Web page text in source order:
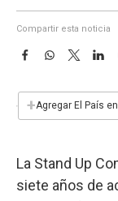
Compartir esta noticia
F
e
b
k
W
s
p
T
w
t
L
n
+Agregar El País en
La Stand Up
siete años de